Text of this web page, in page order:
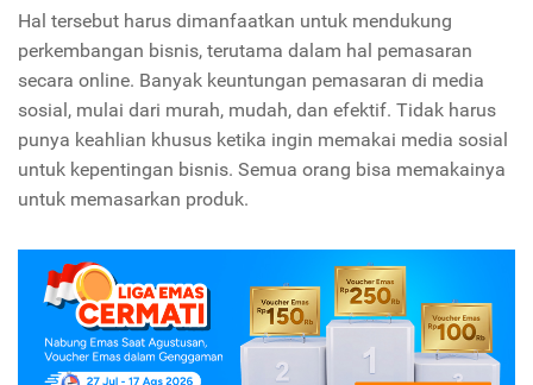
Hal tersebut harus dimanfaatkan untuk mendukung
perkembangan bisnis, terutama dalam hal pemasaran
secara online. Banyak keuntungan pemasaran di media
sosial, mulai dari murah, mudah, dan efektif. Tidak harus
punya keahlian khusus ketika ingin memakai media sosial
untuk kepentingan bisnis. Semua orang bisa memakainya
untuk memasarkan produk.